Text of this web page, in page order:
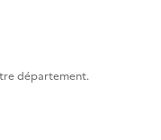
département.